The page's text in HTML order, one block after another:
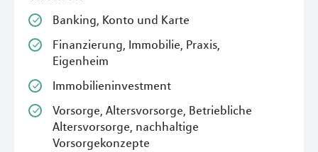
Banking, Konto und Karte
Finanzierung, Immobilie, Praxis,
Eigenheim
Immobilieninvestment
Vorsorge, Altersvorsorge, Betriebliche
Altersvorsorge, nachhaltige
Vorsorgekonzepte